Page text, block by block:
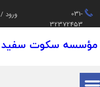
031-
32372453
ورود /
حساب کاربری من
تغییر گذر واژه
سفارشات
مؤسسه سکوت سفید